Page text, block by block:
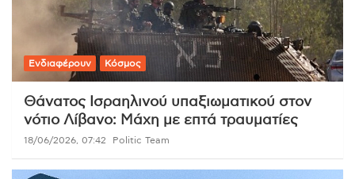
Ενδιαφέρουν Κόσμος
Θάνατος Ισραηλινού υπαξιωματικού στον
νότιο Λίβανο: Μάχη με επτά τραυματίες
18/06/2026, 07:42 Politic Team